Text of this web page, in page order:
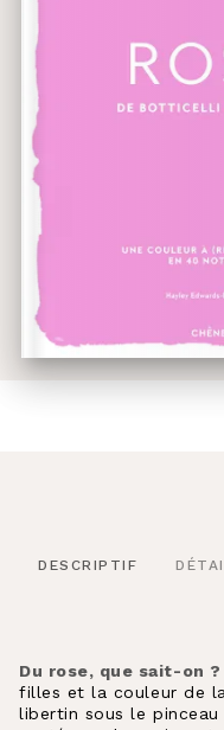
DESCRIPTIF
Du rose, que sait-on ?
filles et la couleur de
libertin sous le